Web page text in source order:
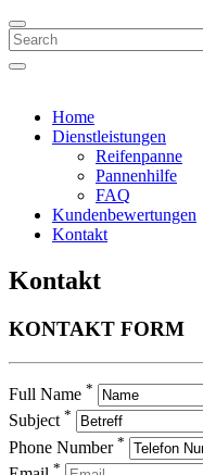
Search
Home
Dienstleistungen
Reifenpanne
Pannenhilfe
FAQ
Kundenbewertungen
Kontakt
Kontakt
KONTAKT FORM
Full Name *
Subject *
Phone Number *
*